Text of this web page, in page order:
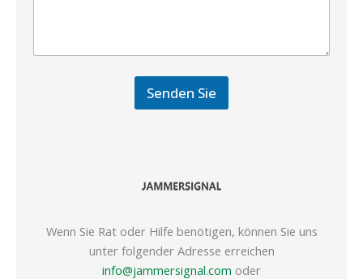
Senden Sie
Wenn Sie Rat oder Hilfe benötigen, können Sie uns
unter folgender Adresse erreichen
info@jammersignal.com oder